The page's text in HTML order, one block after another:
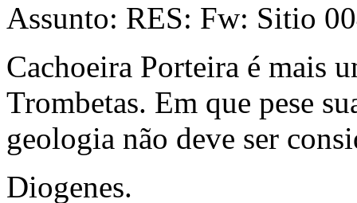
Assunto: RES: Fw: Sitio
Cachoeira Porteira é mais
Trombetas. Em que pese
geologia não deve ser
Diogenes.